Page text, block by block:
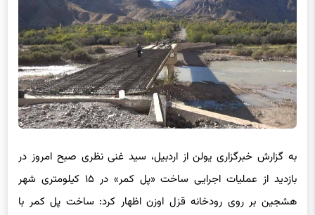
به گزارش خبرگزاری یولن از اردبیل، سید غنی نظری صبح امروز در
بازدید از عملیات اجرایی ساخت «پل کمر» در ۱۵ کیلومتری شهر
هشجین بر روی رودخانه قزل اوزن اظهار کرد: ساخت پل کمر با